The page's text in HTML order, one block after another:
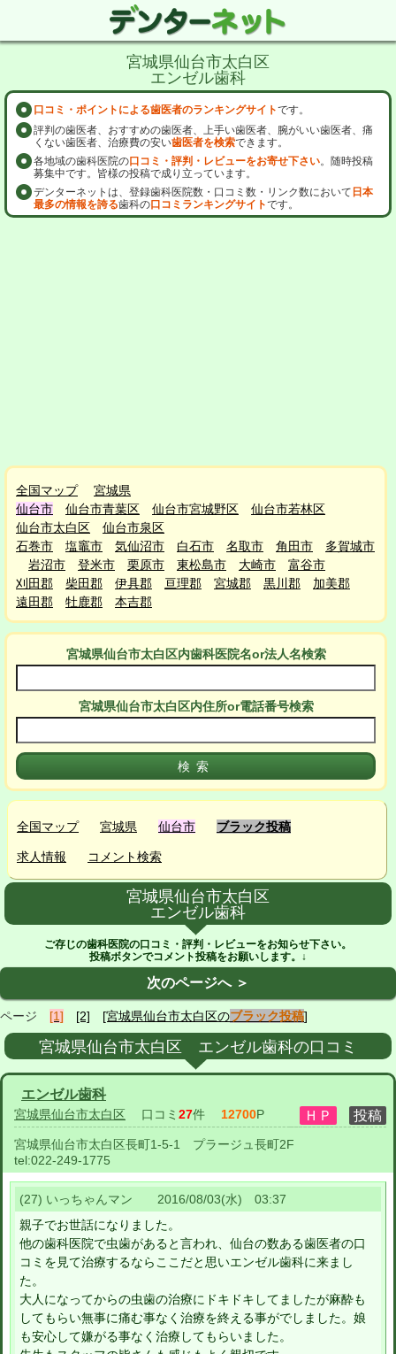
宮城県仙台市太白区
エンゼル歯科
口コミ・ポイントによる歯医者のランキングサイトです。
評判の歯医者、おすすめの歯医者、上手い歯医者、腕がいい歯医者、痛
くない歯医者、治療費の安い歯医者を検索できます。
各地域の歯科医院の口コミ・評判・レビューをお寄せ下さい。随時投稿
募集中です。皆様の投稿で成り立っています。
デンターネットは、登録歯科医院数・口コミ数・リンク数において 日本
最多の情報を誇る歯科の口コミランキングサイトです。
全国マップ
宮城県
仙台市
仙台市青葉区 仙台市宮城野区
仙台市若林区
仙台市太白区
仙台市泉区
石巻市
塩竈市 気仙沼市 白石市 名取市 角田市
多賀城市
岩沼市
登米市 栗原市 東松島市 大崎市
富谷市
刈田郡
柴田郡 伊具郡 亘理郡 宮城郡 黒川郡
加美郡
遠田郡
牡鹿郡 本吉郡
宮城県仙台市太白区内歯科医院名or法人名検索
宮城県仙台市太白区内住所or電話番号検索
全国マップ 宮城県 仙台市 ブラック投稿
求人情報 コメント検索
宮城県仙台市太白区
エンゼル歯科
ご存じの歯科医院の口コミ・評判・レビューをお知らせ下さい。
投稿ボタンでコメント投稿をお願いします。↓
次のページへ ＞
ページ [1] [2] [宮城県仙台市太白区のブラック投稿]
宮城県仙台市太白区 エンゼル歯科の口コミ
エンゼル歯科
宮城県仙台市太白区 口コミ 27件 12700P
宮城県仙台市太白区長町1-5-1 プラージュ長町2F
tel:022-249-1775
(27) いっちゃんマン 2016/08/03(水) 03:37
親子でお世話になりました。
他の歯科医院で虫歯があると言われ、仙台の数ある歯医者の口
コミを見て治療するならここだと思いエンゼル歯科に来まし
た。
大人になってからの虫歯の治療にドキドキしてましたが麻酔も
してもらい無事に痛む事なく治療を終える事がでしました。娘
も安心して嫌がる事なく治療してもらいました。